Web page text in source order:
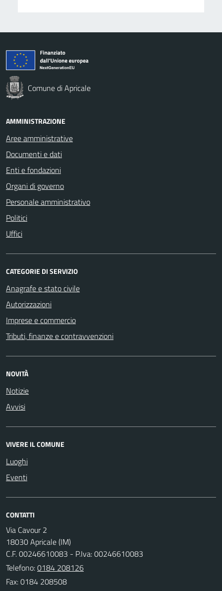
Comune di Apricale
AMMINISTRAZIONE
Aree amministrative
Documenti e dati
Enti e fondazioni
Organi di governo
Personale amministrativo
Politici
Uffici
CATEGORIE DI SERVIZIO
Anagrafe e stato civile
Autorizzazioni
Imprese e commercio
Tributi, finanze e contravvenzioni
NOVITÀ
Notizie
Avvisi
VIVERE IL COMUNE
Luoghi
Eventi
CONTATTI
Via Cavour 2
18030 Apricale (IM)
C.F. 00246610083 - P.Iva: 00246610083
Telefono:0184 208126
Fax: 0184 208508